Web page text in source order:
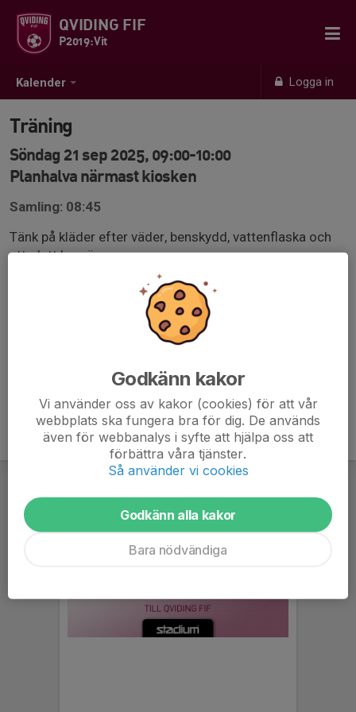
Kalender Logga in
QVIDING FIF
P2019:Vit
Träning
Söndag 21 sep 2025, 09:00-10:00
Planhalva närmast kiosken
Samling: 08:45
Tänk på kläder efter väder, benskydd, vattenflaska och
ett glatt humör
Godkänn kakor
Vi använder oss av kakor (cookies) för att vår
webbplats ska fungera bra för dig. De används
även för webbanalys i syfte att hjälpa oss att
förbättra våra tjänster.
Så använder vi cookies
Godkänn alla kakor
Bara nödvändiga